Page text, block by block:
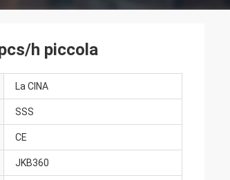
h piccola
La CINA
SSS
CE
JKB360